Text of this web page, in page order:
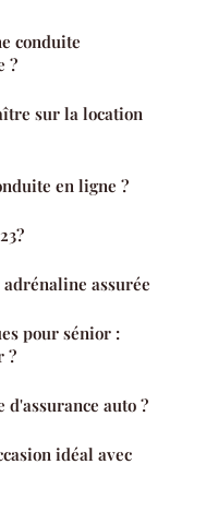
conduite
?
sur la location
en ligne ?
assurée
pour sénior :
?
auto ?
idéal avec